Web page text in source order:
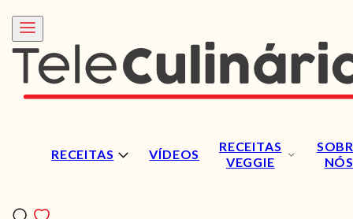
RECEITAS VÍDEOS
RECEITAS
VEGGIE
NÓS